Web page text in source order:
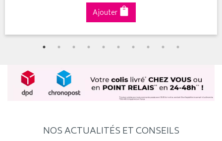
Ajouter
NOS ACTUALITÉS ET CONSEILS